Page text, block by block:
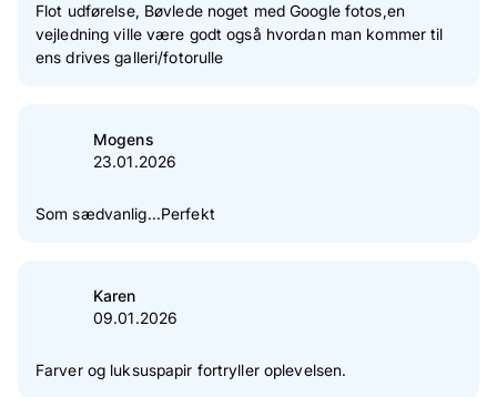
Flot udførelse, Bøvlede noget med Google fotos,en
vejledning ville være godt også hvordan man kommer til
ens drives galleri/fotorulle
Mogens
23.01.2026
Som sædvanlig...Perfekt
Karen
09.01.2026
Farver og luksuspapir fortryller oplevelsen.